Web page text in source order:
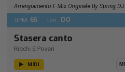
Arrangiamento E Mix Originale By Spring DJ
BPM: 65 Ton.: DO
Stasera canto
Ricchi E Poveri
MIDI